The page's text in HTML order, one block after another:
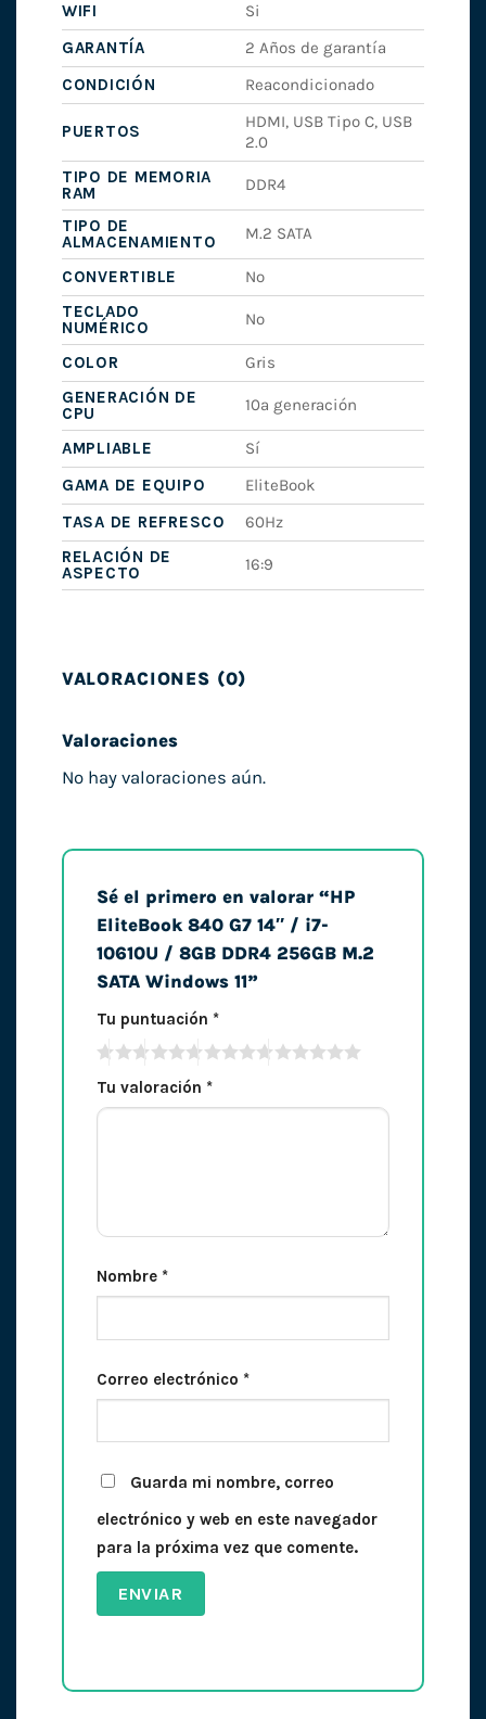
WIFI
Si
GARANTÍA
2 Años de garantía
CONDICIÓN
Reacondicionado
PUERTOS
HDMI, USB Tipo C, USB
2.0
TIPO DE MEMORIA
RAM
DDR4
TIPO DE
ALMACENAMIENTO
M.2 SATA
CONVERTIBLE
No
TECLADO
NUMÉRICO
No
COLOR
Gris
GENERACIÓN DE
CPU
10ª generación
AMPLIABLE
Sí
GAMA DE EQUIPO
EliteBook
TASA DE REFRESCO
60Hz
RELACIÓN DE
ASPECTO
16:9
VALORACIONES (0)
Valoraciones
No hay valoraciones aún.
Sé el primero en valorar “HP
EliteBook 840 G7 14″ / i7-
10610U / 8GB DDR4 256GB M.2
SATA Windows 11”
Tu puntuación *
Tu valoración *
Nombre *
Correo electrónico *
Guarda mi nombre, correo
electrónico y web en este navegador
para la próxima vez que comente.